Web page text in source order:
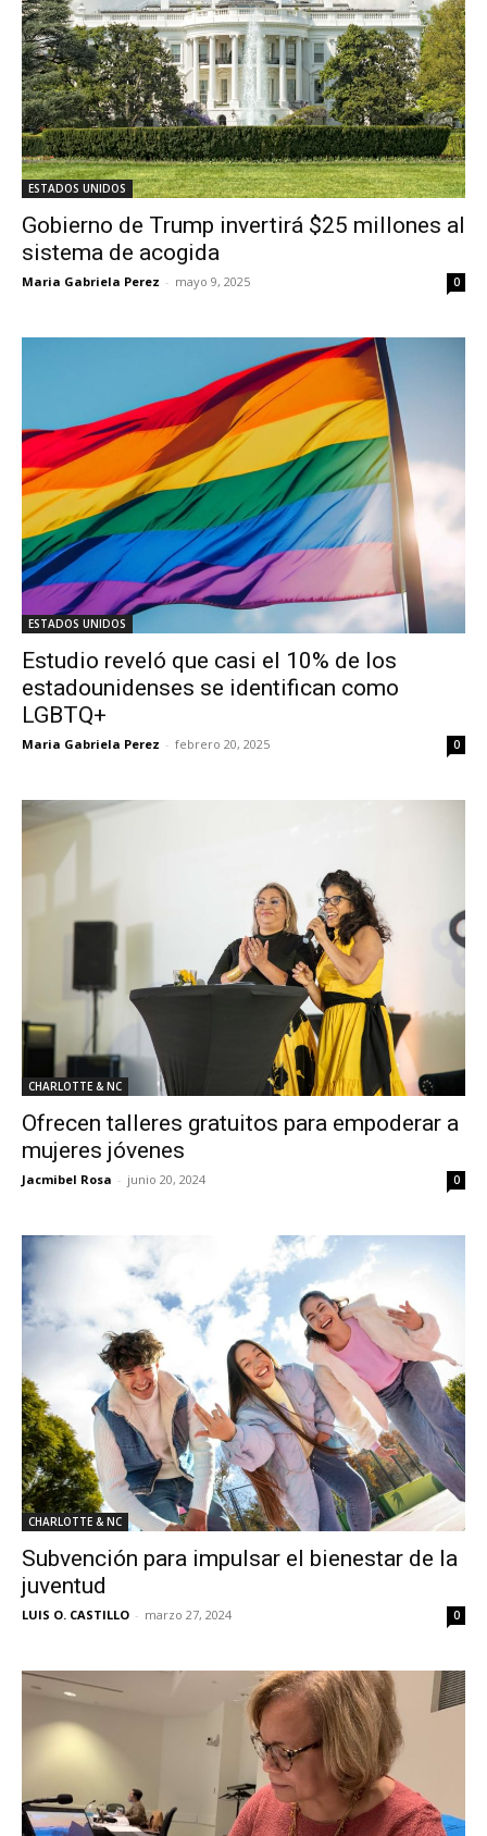
ESTADOS UNIDOS
Gobierno de Trump invertirá $25 millones al
sistema de acogida
Maria Gabriela Perez - mayo 9, 2025 0
ESTADOS UNIDOS
Estudio reveló que casi el 10% de los
estadounidenses se identifican como
LGBTQ+
Maria Gabriela Perez - febrero 20, 2025 0
CHARLOTTE & NC
Ofrecen talleres gratuitos para empoderar a
mujeres jóvenes
Jacmibel Rosa - junio 20, 2024 0
CHARLOTTE & NC
Subvención para impulsar el bienestar de la
juventud
LUIS O. CASTILLO - marzo 27, 2024 0